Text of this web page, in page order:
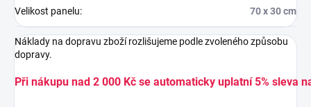
Velikost panelu: 70 x 30 cm
Náklady na dopravu zboží rozlišujeme podle zvoleného způsobu
dopravy.
Při nákupu nad 2 000 Kč se automaticky uplatní 5% sleva